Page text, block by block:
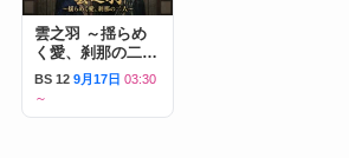
雲之羽 ～揺らめ
く愛、刹那の二人
～
BS 12 9月17日 03:30
～